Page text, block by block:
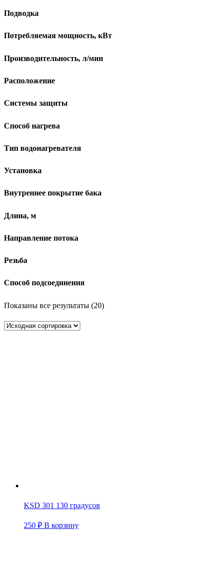
Подводка
Потребляемая мощность, кВт
Производительность, л/мин
Расположение
Системы защиты
Способ нагрева
Тип водонагревателя
Установка
Внутреннее покрытие бака
Длина, м
Направление потока
Резьба
Способ подсоединения
Показаны все результаты (20)
KSD 301 130 градусов
250 ₽ В корзину